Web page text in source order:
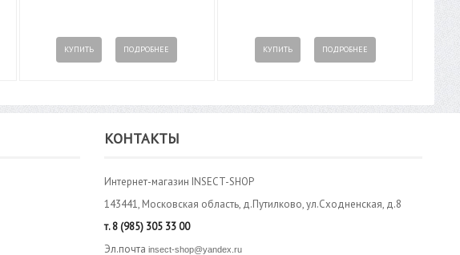
КУПИТЬ ПОДРОБНЕЕ КУПИТЬ ПОДРОБНЕЕ
КОНТАКТЫ
Интернет-магазин INSECT-SHOP
143441, Московская область, д.Путилково, ул.Сходненская, д.8
т.8 (985) 305 33 00
Эл.почтаinsect-shop@yandex.ru